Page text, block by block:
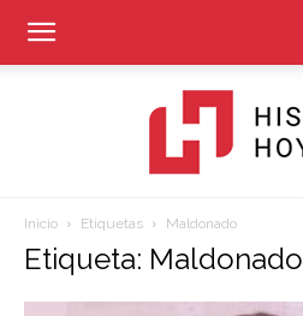
Inicio Etiquetas Maldonado
Etiqueta: Maldonado